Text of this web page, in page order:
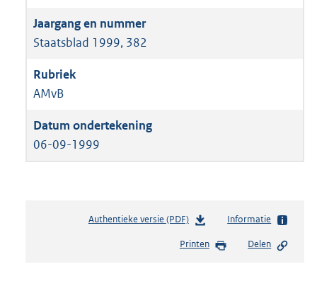
Staatsblad 1999, 382
AMvB
06-09-1999
Authentieke versie (PDF)b
s
Informatie
Printen Delen